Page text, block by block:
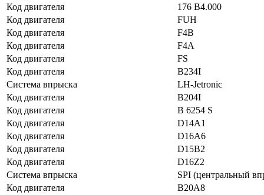
Код двигателя
176 B4.000
Код двигателя
FUH
Код двигателя
F4B
Код двигателя
F4A
Код двигателя
FS
Код двигателя
B234I
Система впрыска
LH-Jetronic
Код двигателя
B204I
Код двигателя
B 6254 S
Код двигателя
D14A1
Код двигателя
D16A6
Код двигателя
D15B2
Код двигателя
D16Z2
Система впрыска
SPI (центральный
Код двигателя
B20A8